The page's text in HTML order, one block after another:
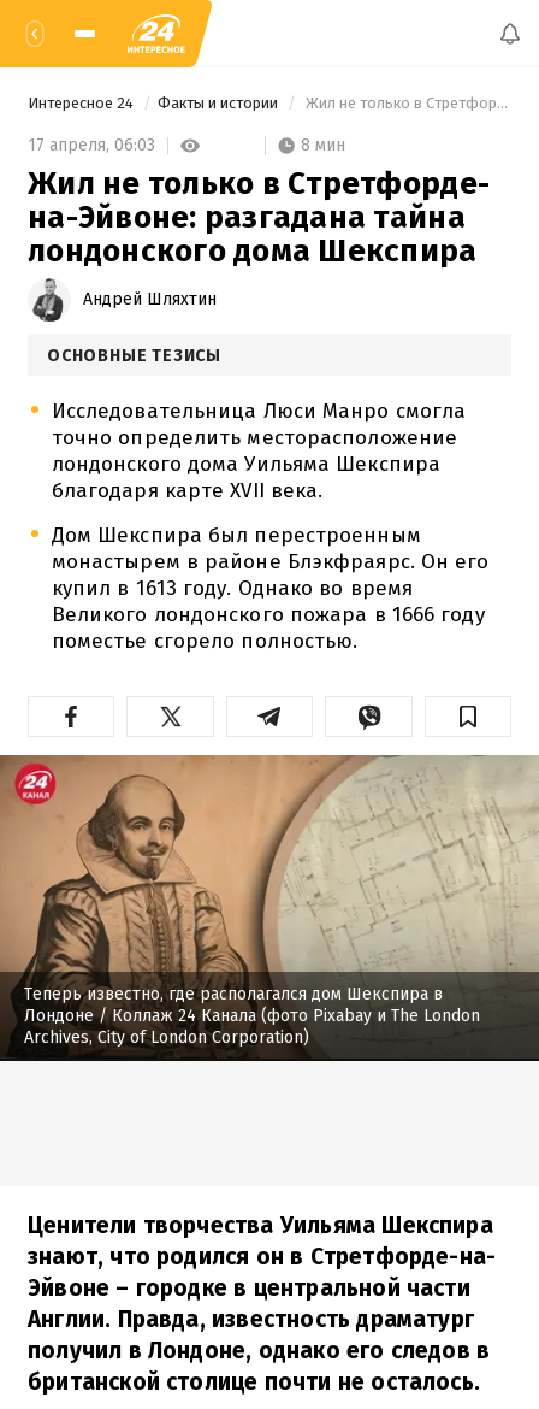
Интересное 24 Факты и истории Жил не только в Стретфорде-на-Эйвоне: разгадана тайна лондонского дома Шекспира
17 апреля, 06:03 8 мин
Жил не только в Стретфорде-
на-Эйвоне: разгадана тайна
лондонского дома Шекспира
Андрей Шляхтин
ОСНОВНЫЕ ТЕЗИСЫ
Исследовательница Люси Манро смогла
точно определить месторасположение
лондонского дома Уильяма Шекспира
благодаря карте XVII века.
Дом Шекспира был перестроенным
монастырем в районе Блэкфраярс. Он его
купил в 1613 году. Однако во время
Великого лондонского пожара в 1666 году
поместье сгорело полностью.
Теперь известно, где располагался дом Шекспира в
Лондоне/ Коллаж 24 Канала (фото Pixabay и The London
Archives, City of London Corporation)
Ценители творчества Уильяма Шекспира
знают, что родился он в Стретфорде-на-
Эйвоне – городке в центральной части
Англии. Правда, известность драматург
получил в Лондоне, однако его следов в
британской столице почти не осталось.